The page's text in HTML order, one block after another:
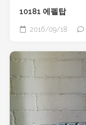
10181 에펠탑
2016/09/18